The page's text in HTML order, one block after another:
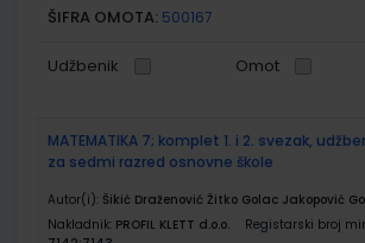
ŠIFRA OMOTA: 500167
Udžbenik Omot
MATEMATIKA 7; komplet 1. i 2. svezak,
za sedmi razred osnovne škole
Autor(i): Šikić Draženović Žitko Golac Jakopović
Nakladnik: PROFIL KLETT d.o.o.
Registarski broj